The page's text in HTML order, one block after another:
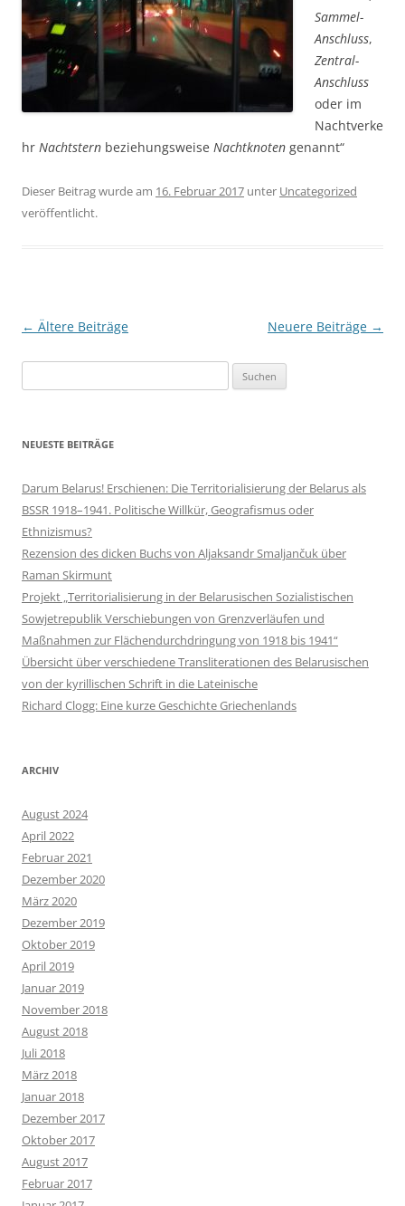
Sammel-
Anschluss,
Zentral-
Anschluss
oder im
Nachtverke
hr Nachtstern beziehungsweise Nachtknoten genannt“
Dieser Beitrag wurde am 16. Februar 2017 unter Uncategorized
veröffentlicht.
Beitragsnavigation
← Ältere Beiträge Neuere Beiträge →
nach:
NEUESTE BEITRÄGE
Darum Belarus! Erschienen: Die Territorialisierung der Belarus als
BSSR 1918–1941. Politische Willkür, Geografismus oder
Ethnizismus?
Rezension des dicken Buchs von Aljaksandr Smaljančuk über
Raman Skirmunt
Projekt „Territorialisierung in der Belarusischen Sozialistischen
Sowjetrepublik Verschiebungen von Grenzverläufen und
Maßnahmen zur Flächendurchdringung von 1918 bis 1941“
Übersicht über verschiedene Transliterationen des Belarusischen
von der kyrillischen Schrift in die Lateinische
Richard Clogg: Eine kurze Geschichte Griechenlands
ARCHIV
August 2024
April 2022
Februar 2021
Dezember 2020
März 2020
Dezember 2019
Oktober 2019
April 2019
Januar 2019
November 2018
August 2018
Juli 2018
März 2018
Januar 2018
Dezember 2017
Oktober 2017
August 2017
Februar 2017